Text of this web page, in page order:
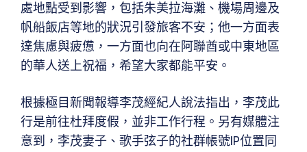
處地點受到影響，包括朱美拉海灘、機場周邊及
帆船飯店等地的狀況引發旅客不安；他一方面表
達焦慮與疲憊，一方面也向在阿聯酋或中東地區
的華人送上祝福，希望大家都能平安。
根據極目新聞報導李茂經紀人說法指出，李茂此
行是前往杜拜度假，並非工作行程。另有媒體注
意到，李茂妻子、歌手弦子的社群帳號IP位置同